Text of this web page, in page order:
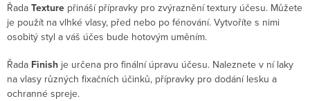
Řada Texture přináší přípravky pro zvýraznění textury účesu. Můžete
je použít na vlhké vlasy, před nebo po fénování. Vytvoříte s nimi
osobitý styl a váš účes bude hotovým uměním.
Řada Finish je určena pro finální úpravu účesu. Naleznete v ní laky
na vlasy různých fixačních účinků, přípravky pro dodání lesku a
ochranné spreje.